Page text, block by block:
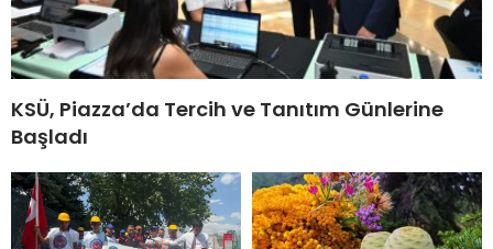
KSÜ, Piazza’da Tercih ve Tanıtım Günlerine
Başladı